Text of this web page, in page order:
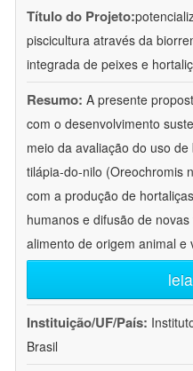
Título do Projeto:
piscicultura através da
integrada de peixes e
Resumo: A presente
com o desenvolvimento
meio da avaliação do uso
tilápia-do-nilo (Oreochromis
com a produção de
humanos e difusão de
alimento de origem animal e
Instituição/UF/País:
Brasil